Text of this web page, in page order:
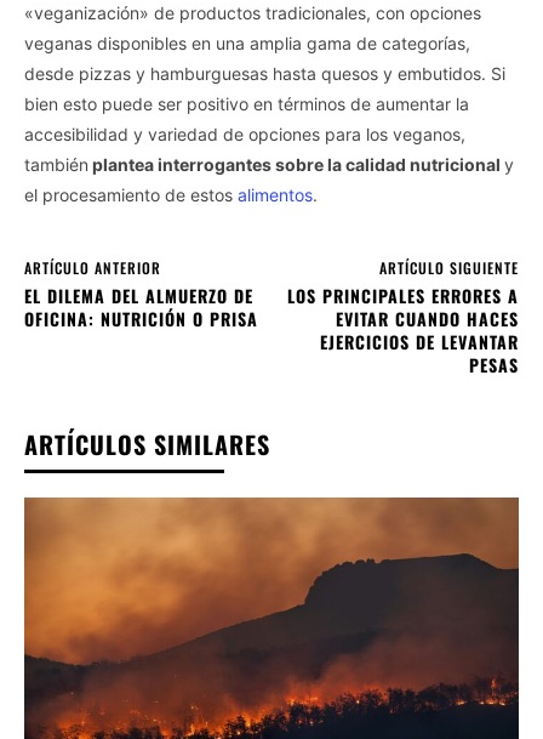
«veganización» de productos tradicionales, con opciones
veganas disponibles en una amplia gama de categorías,
desde pizzas y hamburguesas hasta quesos y embutidos. Si
bien esto puede ser positivo en términos de aumentar la
accesibilidad y variedad de opciones para los veganos,
también plantea interrogantes sobre la calidad nutricional y
el procesamiento de estos alimentos.
ARTÍCULO ANTERIOR
EL DILEMA DEL ALMUERZO DE
OFICINA: NUTRICIÓN O PRISA
ARTÍCULO SIGUIENTE
LOS PRINCIPALES ERRORES A
EVITAR CUANDO HACES
EJERCICIOS DE LEVANTAR
PESAS
ARTÍCULOS SIMILARES